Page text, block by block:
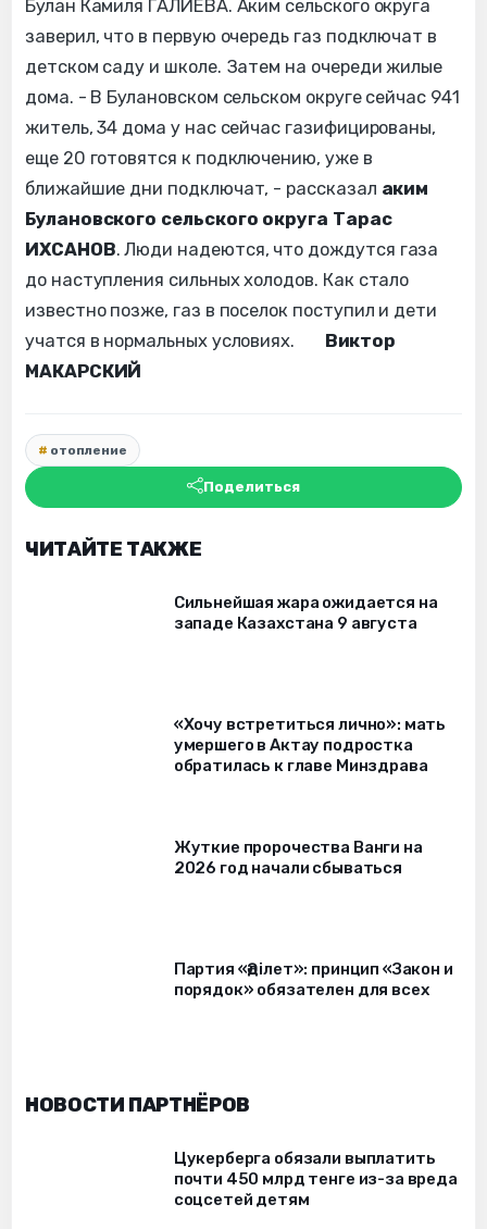
Булан Камиля ГАЛИЕВА. Аким сельского округа
заверил, что в первую очередь газ подключат в
детском саду и школе. Затем на очереди жилые
дома. - В Булановском сельском округе сейчас 941
житель, 34 дома у нас сейчас газифицированы,
еще 20 готовятся к подключению, уже в
ближайшие дни подключат, - рассказал аким
Булановского сельского округа Тарас
ИХСАНОВ. Люди надеются, что дождутся газа
до наступления сильных холодов. Как стало
известно позже, газ в поселок поступил и дети
учатся в нормальных условиях. Виктор
МАКАРСКИЙ
отопление
Поделиться
ЧИТАЙТЕ ТАКЖЕ
Сильнейшая жара ожидается на
западе Казахстана 9 августа
«Хочу встретиться лично»: мать
умершего в Актау подростка
обратилась к главе Минздрава
Жуткие пророчества Ванги на
2026 год начали сбываться
Партия «Әділет»: принцип «Закон и
порядок» обязателен для всех
НОВОСТИ ПАРТНЁРОВ
Цукерберга обязали выплатить
почти 450 млрд тенге из-за вреда
соцсетей детям